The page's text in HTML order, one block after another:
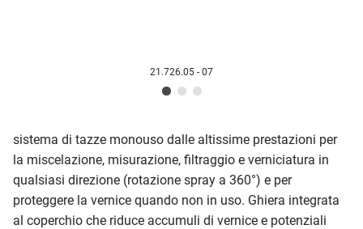
21.726.05 - 07
sistema di tazze monouso dalle altissime prestazioni per
la miscelazione, misurazione, filtraggio e verniciatura in
qualsiasi direzione (rotazione spray a 360°) e per
proteggere la vernice quando non in uso. Ghiera integrata
al coperchio che riduce accumuli di vernice e potenziali